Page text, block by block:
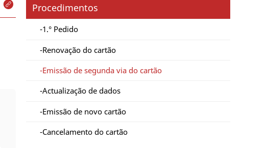
Procedimentos
1.° Pedido
Renovação do cartão
Emissão de segunda via do cartão
Actualização de dados
Emissão de novo cartão
Cancelamento do cartão